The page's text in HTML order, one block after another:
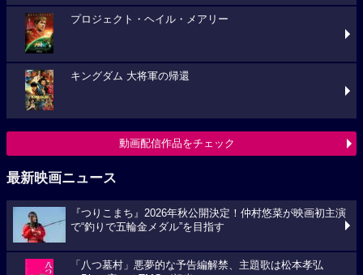
プロジェクト・ヘイル・メアリー
キングダム 大将軍の帰還
動画配信作品をチェック
最新映画ニュース
『つりこまち』2026年秋公開決定！仲村悠菜が映画初主演
で“釣りで五輪金メダル”を目指す
「八つ墓村」悪夢的な予告編解禁、主題歌は松本孝弘